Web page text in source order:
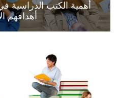
أهمية الكتب الدراسية
أهدافهم